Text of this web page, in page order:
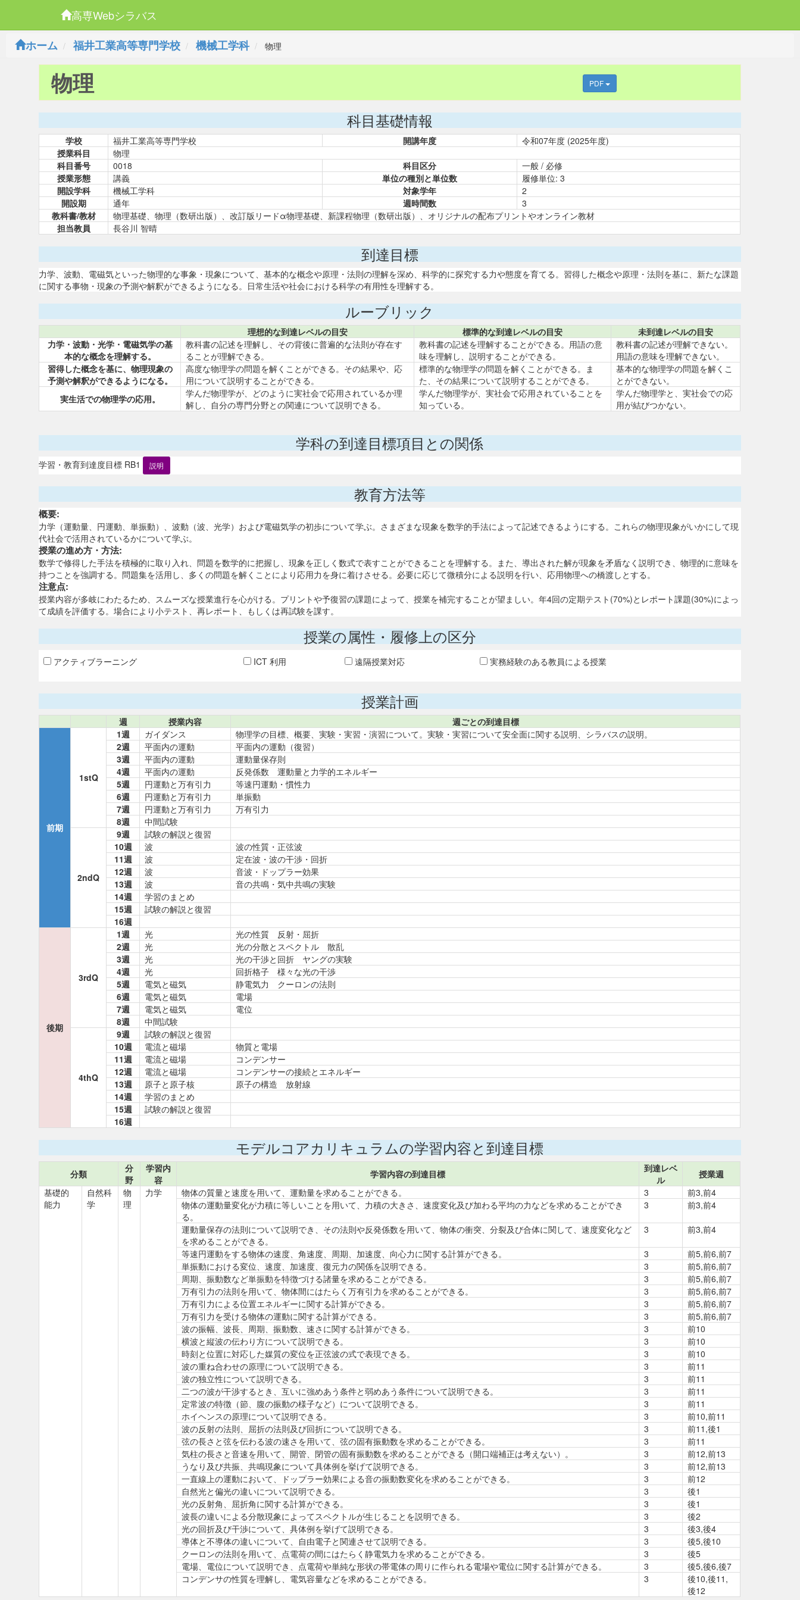
高専Webシラバス
ホーム
福井工業高等専門学校 機械工学科 物理
物理 PDF
科目基礎情報
学校 福井工業高等専門学校 開講年度
令和07年度 (2025年度)
授業科目
物理
科目番号
0018 科目区分
一般 / 必修
授業形態
講義 単位の種別と単位数
履修単位: 3
開設学科
機械工学科 対象学年
2
開設期
通年 週時間数
3
教科書/教材
物理基礎、物理（数研出版）、改訂版リードα物理基礎、新課程物理（数研出版）、オリジナルの配布プリントやオンライン教材
担当教員
長谷川 智晴
到達目標
力学、波動、電磁気といった物理的な事象・現象について、基本的な概念や原理・法則の理解を深め、科学的に探究する力や態度を育てる。習得した概念や原理・法則を基に、新たな課題
に関する事物・現象の予測や解釈ができるようになる。日常生活や社会における科学の有用性を理解する。
ルーブリック
理想的な到達レベルの目安 標準的な到達レベルの目安
未到達レベルの目安
力学・波動・光学・電磁気学の基
本的な概念を理解する。
教科書の記述を理解し、その背後に普遍的な法則が存在す
ることが理解できる。
教科書の記述を理解することができる。用語の意
味を理解し、説明することができる。
教科書の記述が理解できない。
用語の意味を理解できない。
習得した概念を基に、物理現象の
予測や解釈ができるようになる。
高度な物理学の問題を解くことができる。その結果や、応
用について説明することができる。
標準的な物理学の問題を解くことができる。ま
た、その結果について説明することができる。
基本的な物理学の問題を解くこ
とができない。
実生活での物理学の応用。
学んだ物理学が、どのように実社会で応用されているか理
解し、自分の専門分野との関連について説明できる。
学んだ物理学が、実社会で応用されていることを
知っている。
学んだ物理学と、実社会での応
用が結びつかない。
学科の到達目標項目との関係
学習・教育到達度目標 RB1 説明
教育方法等
概要:
力学（運動量、円運動、単振動）、波動（波、光学）および電磁気学の初歩について学ぶ。さまざまな現象を数学的手法によって記述できるようにする。これらの物理現象がいかにして現
代社会で活用されているかについて学ぶ。
授業の進め方・方法:
数学で修得した手法を積極的に取り入れ、問題を数学的に把握し、現象を正しく数式で表すことができることを理解する。また、導出された解が現象を矛盾なく説明でき、物理的に意味を
持つことを強調する。問題集を活用し、多くの問題を解くことにより応用力を身に着けさせる。必要に応じて微積分による説明を行い、応用物理への橋渡しとする。
注意点:
授業内容が多岐にわたるため、スムーズな授業進行を心がける。プリントや予復習の課題によって、授業を補完することが望ましい。年4回の定期テスト(70%)とレポート課題(30%)によっ
て成績を評価する。場合により小テスト、再レポート、もしくは再試験を課す。
授業の属性・履修上の区分
アクティブラーニング ICT 利用 遠隔授業対応 実務経験のある教員による授業
授業計画
週 授業内容 週ごとの到達目標
前期
1stQ
1週 ガイダンス
物理学の目標、概要、実験・実習・演習について。実験・実習について安全面に関する説明、シラバスの説明。
2週
平面内の運動
平面内の運動（復習）
3週
平面内の運動
運動量保存則
4週
平面内の運動
反発係数 運動量と力学的エネルギー
5週
円運動と万有引力
等速円運動・慣性力
6週
円運動と万有引力
単振動
7週
円運動と万有引力
万有引力
8週
中間試験
2ndQ
9週
試験の解説と復習
10週
波
波の性質・正弦波
11週
波
定在波・波の干渉・回折
12週
波
音波・ドップラー効果
13週
波
音の共鳴・気中共鳴の実験
14週
学習のまとめ
15週
試験の解説と復習
16週
後期
3rdQ
1週 光
光の性質 反射・屈折
2週
光
光の分散とスペクトル 散乱
3週
光
光の干渉と回折 ヤングの実験
4週
光
回折格子 様々な光の干渉
5週
電気と磁気
静電気力 クーロンの法則
6週
電気と磁気
電場
7週
電気と磁気
電位
8週
中間試験
4thQ
9週
試験の解説と復習
10週
電流と磁場
物質と電場
11週
電流と磁場
コンデンサー
12週
電流と磁場
コンデンサーの接続とエネルギー
13週
原子と原子核
原子の構造 放射線
14週
学習のまとめ
15週
試験の解説と復習
16週
モデルコアカリキュラムの学習内容と到達目標
分類
分
野
学習内
容
学習内容の到達目標
到達レベ
ル
授業週
基礎的
能力
自然科
学
物
理
力学 物体の質量と速度を用いて、運動量を求めることができる。 3
前3,前4
物体の運動量変化が力積に等しいことを用いて、力積の大きさ、速度変化及び加わる平均の力などを求めることができ
る。
3 前3,前4
運動量保存の法則について説明でき、その法則や反発係数を用いて、物体の衝突、分裂及び合体に関して、速度変化など
を求めることができる。
3 前3,前4
等速円運動をする物体の速度、角速度、周期、加速度、向心力に関する計算ができる。 3
前5,前6,前7
単振動における変位、速度、加速度、復元力の関係を説明できる。
3
前5,前6,前7
周期、振動数など単振動を特徴づける諸量を求めることができる。
3
前5,前6,前7
万有引力の法則を用いて、物体間にはたらく万有引力を求めることができる。
3
前5,前6,前7
万有引力による位置エネルギーに関する計算ができる。
3
前5,前6,前7
万有引力を受ける物体の運動に関する計算ができる。
3
前5,前6,前7
波の振幅、波長、周期、振動数、速さに関する計算ができる。
3
前10
横波と縦波の伝わり方について説明できる。
3
前10
時刻と位置に対応した媒質の変位を正弦波の式で表現できる。
3
前10
波の重ね合わせの原理について説明できる。
3
前11
波の独立性について説明できる。
3
前11
二つの波が干渉するとき、互いに強めあう条件と弱めあう条件について説明できる。
3
前11
定常波の特徴（節、腹の振動の様子など）について説明できる。
3
前11
ホイヘンスの原理について説明できる。
3
前10,前11
波の反射の法則、屈折の法則及び回折について説明できる。
3
前11,後1
弦の長さと弦を伝わる波の速さを用いて、弦の固有振動数を求めることができる。
3
前11
気柱の長さと音速を用いて、開管、閉管の固有振動数を求めることができる（開口端補正は考えない）。
3
前12,前13
うなり及び共振、共鳴現象について具体例を挙げて説明できる。
3
前12,前13
一直線上の運動において、ドップラー効果による音の振動数変化を求めることができる。
3
前12
自然光と偏光の違いについて説明できる。
3
後1
光の反射角、屈折角に関する計算ができる。
3
後1
波長の違いによる分散現象によってスペクトルが生じることを説明できる。
3
後2
光の回折及び干渉について、具体例を挙げて説明できる。
3
後3,後4
導体と不導体の違いについて、自由電子と関連させて説明できる。
3
後5,後10
クーロンの法則を用いて、点電荷の間にはたらく静電気力を求めることができる。
3
後5
電場、電位について説明でき、点電荷や単純な形状の帯電体の周りに作られる電場や電位に関する計算ができる。
3
後5,後6,後7
コンデンサの性質を理解し、電気容量などを求めることができる。
3
後10,後11,
後12